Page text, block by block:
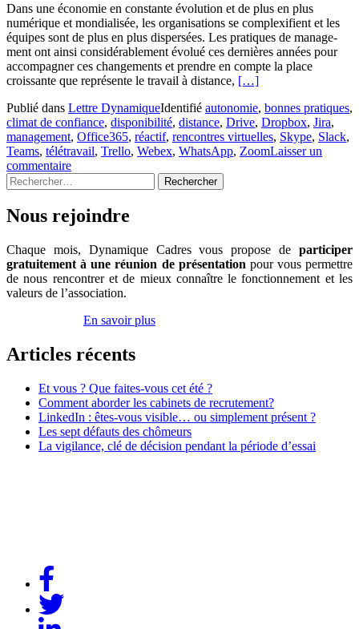
Dans une économie en constante évolution et de plus en plus
numérique et mondialisée, les organisations se complexifient et les
équipes sont de plus en plus dispersées. Les pratiques de manage-
ment ont ainsi considérablement évolué ces dernières années pour
accompagner ces changements et prendre en compte la place
croissante que représente le travail à distance, En
plus
surLes
enjeux
du
[…]
Publié dans Lettre DynamiqueIdentifié autonomie, bonnes pratiques,
climat de confiance, disponibilité, distance, Drive, Dropbox, Jira,
management, Office365, réactif, rencontres virtuelles, Skype, Slack,
Teams, télétravail, Trello, Webex, WhatsApp, ZoomLaisser un
commentaire
Rechercher :
Nous rejoindre
Chaque mois, Dynamique Cadres vous propose de participer
gratuitement à une réunion de présentation pour vous permettre
de nous rencontrer et de mieux connaître le fonctionnement et les
valeurs de l’association.
En savoir plus
Articles récents
Et vous ? Que faites-vous cet été ?
Comment aborder les cabinets de recrutement?
LinkedIn : êtes-vous visible… ou simplement présent ?
Les sept défauts des chômeurs
La vigilance, clé de décision pendant la période d’essai
Lien
Lien
Twitter
Lien